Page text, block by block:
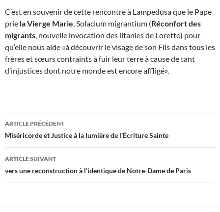
C’est en souvenir de cette rencontre à Lampedusa que le Pape
prie la Vierge Marie, Solacium migrantium (Réconfort des
migrants, nouvelle invocation des litanies de Lorette) pour
qu’elle nous aide «à découvrir le visage de son Fils dans tous les
frères et sœurs contraints à fuir leur terre à cause de tant
d’injustices dont notre monde est encore affligé».
Navigation
des
articles
ARTICLE PRÉCÉDENT
Miséricorde et Justice à la lumière de l’Écriture Sainte
ARTICLE SUIVANT
vers une reconstruction à l’identique de Notre-Dame de Paris